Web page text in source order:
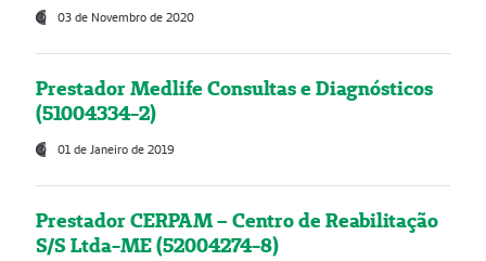
03 de Novembro de 2020
Prestador Medlife Consultas e Diagnósticos
(51004334-2)
01 de Janeiro de 2019
Prestador CERPAM – Centro de Reabilitação
S/S Ltda-ME (52004274-8)